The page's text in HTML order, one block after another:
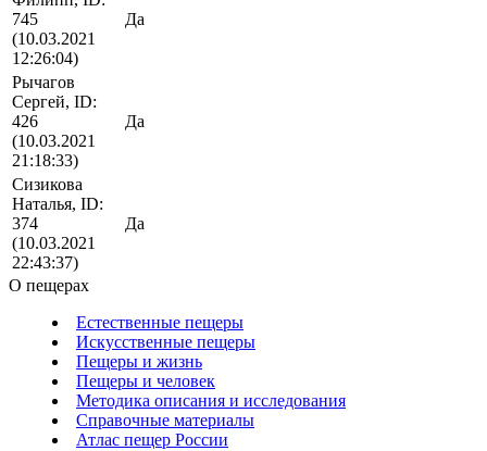
745
(10.03.2021
12:26:04)
Да
Рычагов
Сергей, ID:
426
(10.03.2021
21:18:33)
Да
Сизикова
Наталья, ID:
374
(10.03.2021
22:43:37)
Да
О пещерах
Естественные пещеры
Искусственные пещеры
Пещеры и жизнь
Пещеры и человек
Методика описания и исследования
Справочные материалы
Атлас пещер России